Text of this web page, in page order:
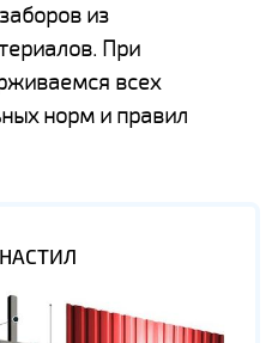
из
При
всех
норм и правил